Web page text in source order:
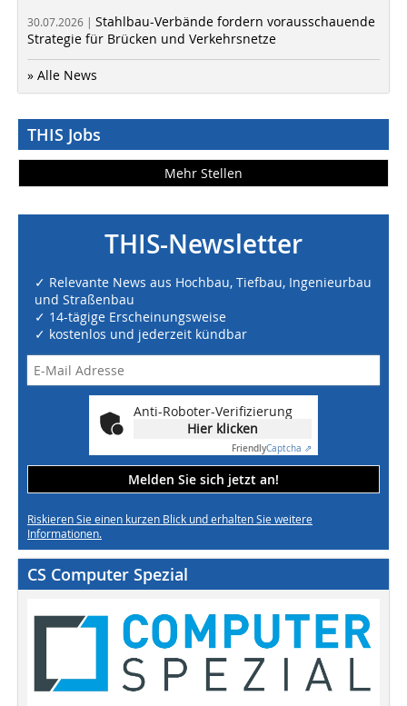
30.07.2026 | Stahlbau-Verbände fordern vorausschauende
Strategie für Brücken und Verkehrsnetze
» Alle News
THIS Jobs
Mehr Stellen
THIS-Newsletter
✓ Relevante News aus Hochbau, Tiefbau, Ingenieurbau
und Straßenbau
✓ 14-tägige Erscheinungsweise
✓ kostenlos und jederzeit kündbar
Anti-Roboter-Verifizierung
Hier klicken
FriendlyCaptcha ⇗
Melden Sie sich jetzt an!
Riskieren Sie einen kurzen Blick und erhalten Sie weitere
Informationen.
CS Computer Spezial